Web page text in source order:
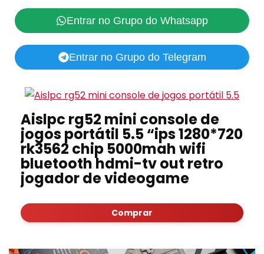
Entrar no Grupo do Whatsapp
Entrar no Grupo do Telegram
Aislpc rg52 mini console de
jogos portátil 5.5 “ips 1280*720
rk3562 chip 5000mah wifi
bluetooth hdmi-tv out retro
jogador de videogame
Comprar